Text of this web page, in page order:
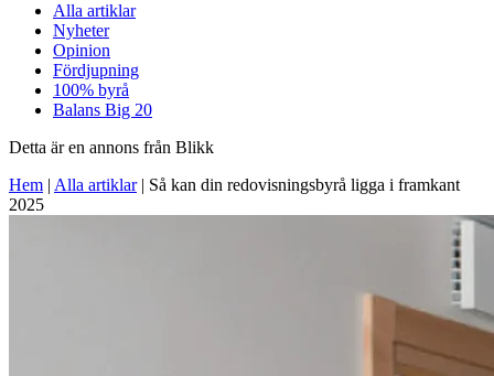
Alla artiklar
Nyheter
Opinion
Fördjupning
100% byrå
Balans Big 20
Detta är en annons från Blikk
Hem | Alla artiklar| Så kan din redovisningsbyrå ligga i framkant
2025